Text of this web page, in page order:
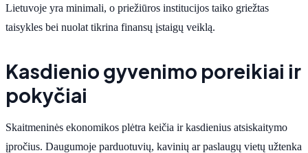
Lietuvoje yra minimali, o priežiūros institucijos taiko griežtas
taisykles bei nuolat tikrina finansų įstaigų veiklą.
Kasdienio gyvenimo poreikiai ir
pokyčiai
Skaitmeninės ekonomikos plėtra keičia ir kasdienius atsiskaitymo
įpročius. Daugumoje parduotuvių, kavinių ar paslaugų vietų užtenka